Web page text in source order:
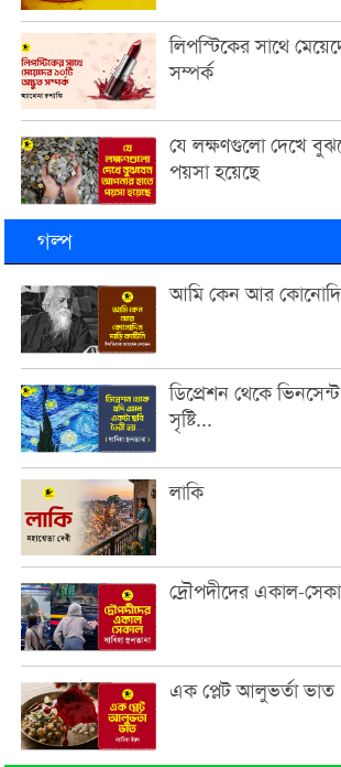
লিপস্টিকের সাথে
সম্পর্ক
যে লক্ষণগুলো দেখে
পয়সা হয়েছে
গল্প
আমি কেন আর কোনোদিন
ডিপ্রেশন থেকে
সৃষ্টি...
লাকি
দ্রৌপদীদের একাল-
এক প্লেট আলুভর্তা ভাত